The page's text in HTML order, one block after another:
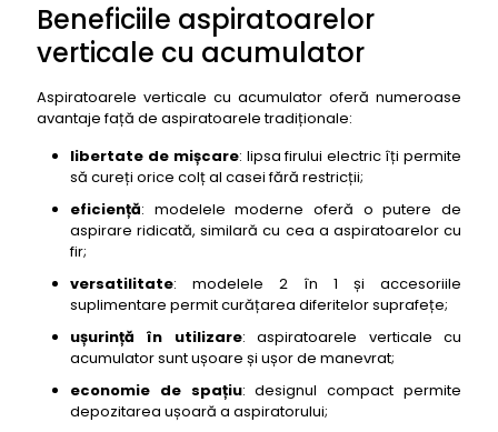
Beneficiile aspiratoarelor
verticale cu acumulator
Aspiratoarele verticale cu acumulator oferă numeroase
avantaje față de aspiratoarele tradiționale:
libertate de mișcare: lipsa firului electric îți permite
să cureți orice colț al casei fără restricții;
eficiență: modelele moderne oferă o putere de
aspirare ridicată, similară cu cea a aspiratoarelor cu
fir;
versatilitate: modelele 2 în 1 și accesoriile
suplimentare permit curățarea diferitelor suprafețe;
ușurință în utilizare: aspiratoarele verticale cu
acumulator sunt ușoare și ușor de manevrat;
economie de spațiu: designul compact permite
depozitarea ușoară a aspiratorului;